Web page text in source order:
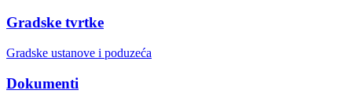
Gradske tvrtke
Gradske ustanove i poduzeća
Dokumenti